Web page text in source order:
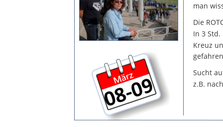
man
Die
In 3
Kreuz
Sucht
z.B.